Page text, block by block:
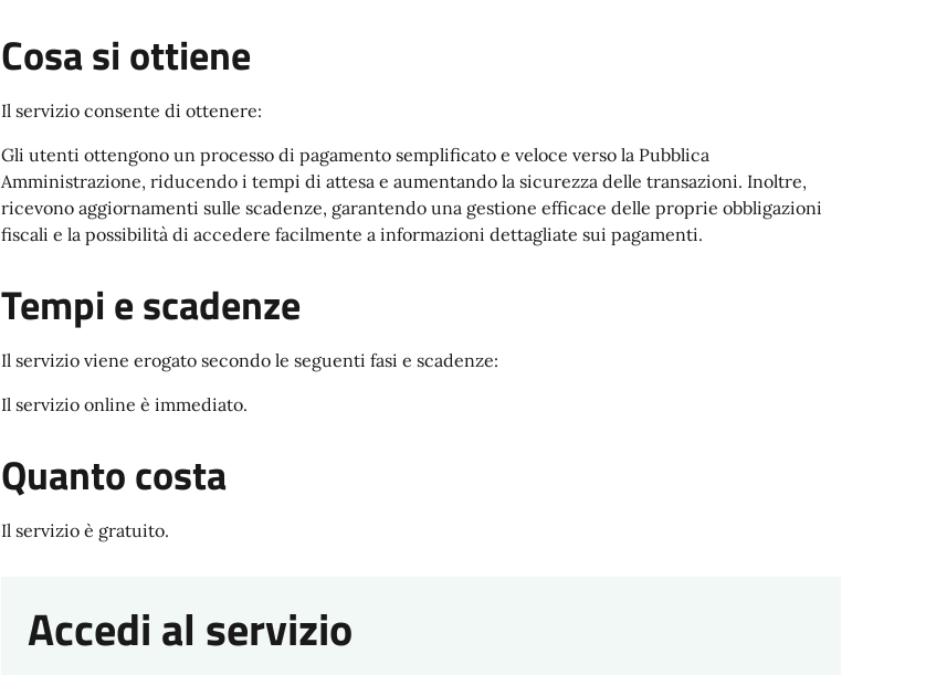
Cosa si ottiene
Il servizio consente di ottenere:
Gli utenti ottengono un processo di pagamento semplificato e veloce verso la Pubblica
Amministrazione, riducendo i tempi di attesa e aumentando la sicurezza delle transazioni. Inoltre,
ricevono aggiornamenti sulle scadenze, garantendo una gestione efficace delle proprie obbligazioni
fiscali e la possibilità di accedere facilmente a informazioni dettagliate sui pagamenti.
Tempi e scadenze
Il servizio viene erogato secondo le seguenti fasi e scadenze:
Il servizio online è immediato.
Quanto costa
Il servizio è gratuito.
Accedi al servizio